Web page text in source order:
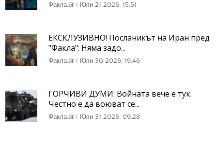
Факла.бг | Юли 21 2026, 15:51
ЕКСКЛУЗИВНО! Посланикът на Иран пред
"Факла": Няма задо...
Факла.бг | Юли 30 2026, 19:46
ГОРЧИВИ ДУМИ: Войната вече е тук.
Честно е да воюват се...
Факла.бг | Юли 31 2026, 09:28